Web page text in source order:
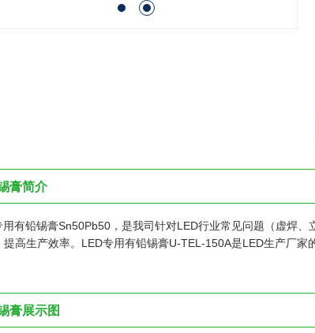
膏简介
用有铅锡膏Sn50Pb50，是我司针对LED行业常见问题（虚焊
提高生产效率。LED专用有铅锡膏U-TEL-150A是LED生产厂家
膏展示图